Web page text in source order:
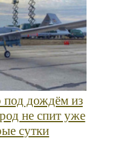
под дождём из
не спит уже
сутки